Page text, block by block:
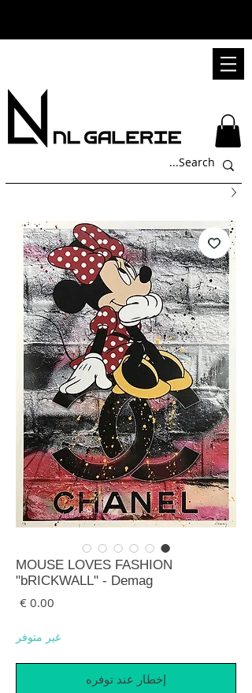
MOUSE LOVES FASHION
"bRICKWALL" - Demag
غير متوفر
إخطار عند توفره